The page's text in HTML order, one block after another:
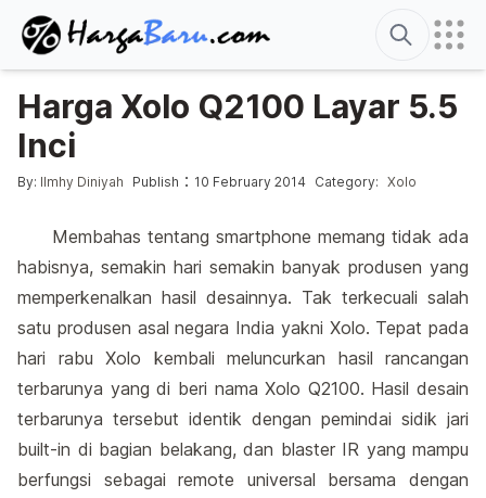
Search
Harga Xolo Q2100 Layar 5.5
Inci
Posted by
By: Ilmhy Diniyah Publish : 10 February 2014Posted in
Category: Xolo
Membahas tentang smartphone memang tidak ada
habisnya, semakin hari semakin banyak produsen yang
memperkenalkan hasil desainnya. Tak terkecuali salah
satu produsen asal negara India yakni Xolo. Tepat pada
hari rabu Xolo kembali meluncurkan hasil rancangan
terbarunya yang di beri nama Xolo Q2100. Hasil desain
terbarunya tersebut identik dengan pemindai sidik jari
built-in di bagian belakang, dan blaster IR yang mampu
berfungsi sebagai remote universal bersama dengan